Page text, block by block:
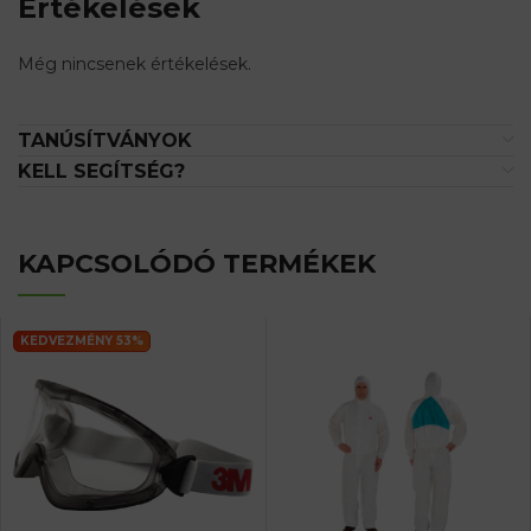
Értékelések
Még nincsenek értékelések.
TANÚSÍTVÁNYOK
KELL SEGÍTSÉG?
KAPCSOLÓDÓ TERMÉKEK
KEDVEZMÉNY 53%